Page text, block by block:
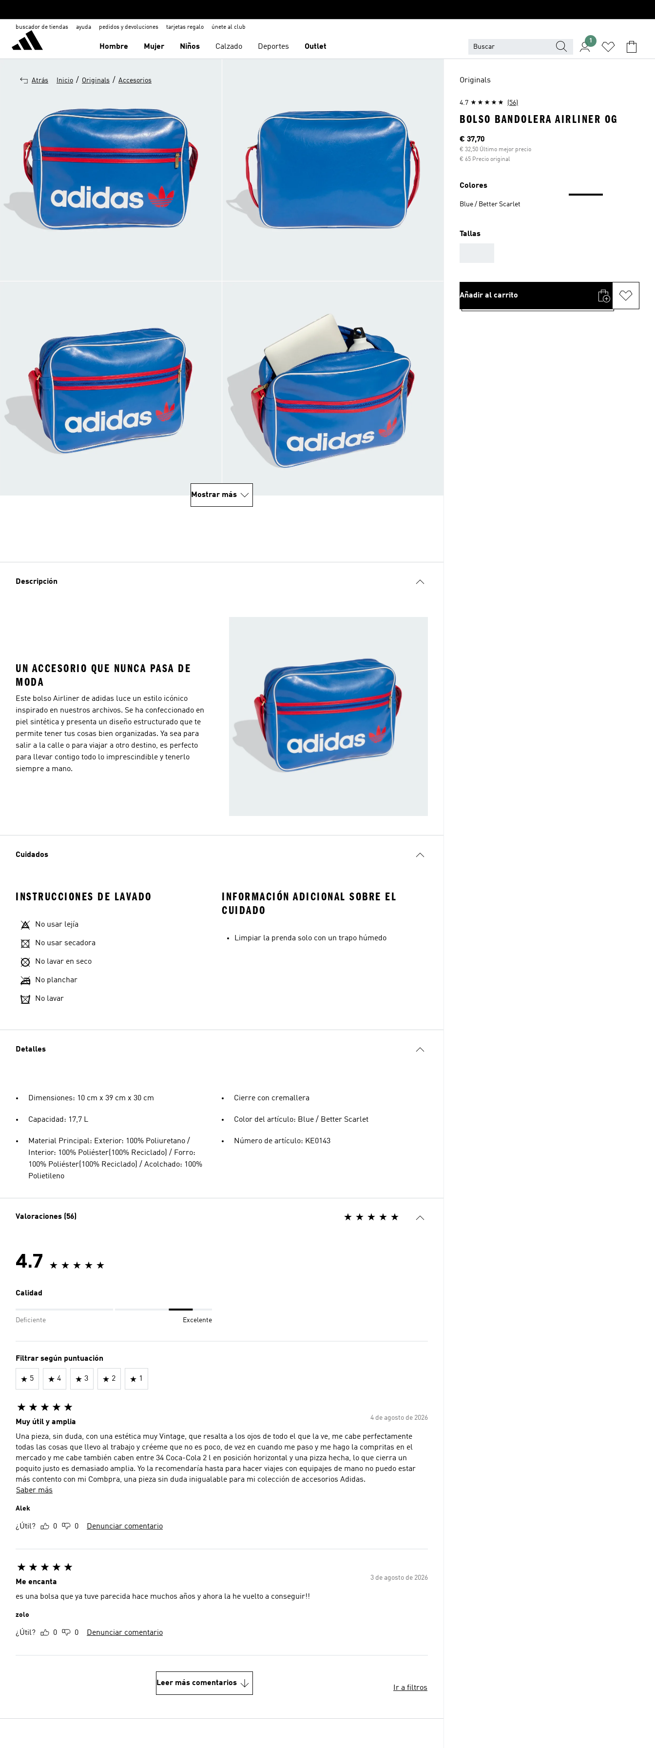
buscador de tiendas ayuda pedidos y devoluciones tarjetas regalo únete al club
Hombre Mujer Niños Calzado Deportes Outlet
1
Atrás Inicio / Originals / Accesorios
Mostrar más
Descripción
UN ACCESORIO QUE NUNCA PASA DE
MODA
Este bolso Airliner de adidas luce un estilo icónico
inspirado en nuestros archivos. Se ha confeccionado en
piel sintética y presenta un diseño estructurado que te
permite tener tus cosas bien organizadas. Ya sea para
salir a la calle o para viajar a otro destino, es perfecto
para llevar contigo todo lo imprescindible y tenerlo
siempre a mano.
Cuidados
INSTRUCCIONES DE LAVADO
No usar lejía
No usar secadora
No lavar en seco
No planchar
No lavar
INFORMACIÓN ADICIONAL SOBRE EL
CUIDADO
Limpiar la prenda solo con un trapo húmedo
Detalles
Dimensiones: 10 cm x 39 cm x 30 cm
Capacidad: 17,7 L
Material Principal: Exterior: 100% Poliuretano /
Interior: 100% Poliéster(100% Reciclado) / Forro:
100% Poliéster(100% Reciclado) / Acolchado: 100%
Polietileno
Cierre con cremallera
Color del artículo: Blue / Better Scarlet
Número de artículo: KE0143
Valoraciones (56)
4.7
Calidad
Deficiente Excelente
Filtrar según puntuación
5 4 3 2 1
4 de agosto de 2026
Muy útil y amplia
Una pieza, sin duda, con una estética muy Vintage, que resalta a los ojos de todo el que la ve, me cabe perfectamente
todas las cosas que llevo al trabajo y créeme que no es poco, de vez en cuando me paso y me hago la compritas en el
mercado y me cabe también caben entre 34 Coca-Cola 2 l en posición horizontal y una pizza hecha, lo que cierra un
poquito justo es demasiado amplia. Yo la recomendaría hasta para hacer viajes con equipajes de mano no puedo estar
más contento con mi Combpra, una pieza sin duda inigualable para mi colección de accesorios Adidas.
Saber más
Alek
¿Útil? 0 0 Denunciar comentario
3 de agosto de 2026
Me encanta
es una bolsa que ya tuve parecida hace muchos años y ahora la he vuelto a conseguir!!
zolo
¿Útil? 0 0 Denunciar comentario
Leer más comentarios
Ir a filtros
Originals
4.7 (56)
BOLSO BANDOLERA AIRLINER OG
Precio actual
€ 37,70
€ 32,50 Último mejor precio
€ 65 Precio original
Colores
Blue / Better Scarlet
Tallas
Añadir al carrito